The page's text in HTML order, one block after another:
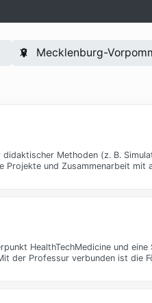
Methoden (z. B.
und Zusammenarbeit mit
HealthTechMedicine und
der Professur verbunden ist die